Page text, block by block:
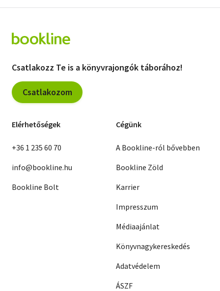
Csatlakozz Te is a könyvrajongók táborához!
Csatlakozom
Elérhetőségek
+36 1 235 60 70
info@bookline.hu
Bookline Bolt
Cégünk
A Bookline-ról bővebben
Bookline Zöld
Karrier
Impresszum
Médiaajánlat
Könyvnagykereskedés
Adatvédelem
ÁSZF